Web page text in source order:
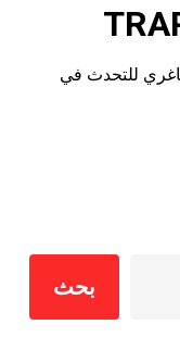
ماغري للتحدث في
بحث